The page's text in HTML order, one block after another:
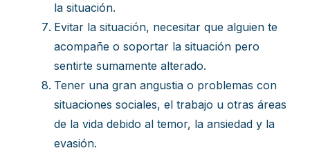
la situación.
Evitar la situación, necesitar que alguien te
acompañe o soportar la situación pero
sentirte sumamente alterado.
Tener una gran angustia o problemas con
situaciones sociales, el trabajo u otras áreas
de la vida debido al temor, la ansiedad y la
evasión.